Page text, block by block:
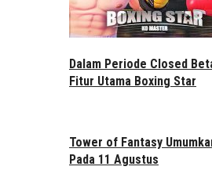
Dalam Periode Closed
Fitur Utama Boxing Star
Tower of Fantasy
Pada 11 Agustus